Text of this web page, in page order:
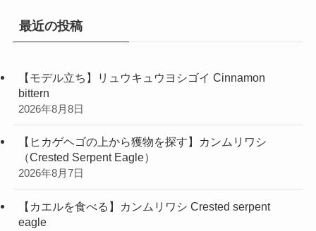
最近の投稿
【モデル立ち】リュウキュウヨシゴイ Cinnamon
bittern
2026年8月8日
【ヒカゲヘゴの上から獲物を探す】カンムリワシ
（Crested Serpent Eagle）
2026年8月7日
【カエルを食べる】カンムリワシ Crested serpent
eagle